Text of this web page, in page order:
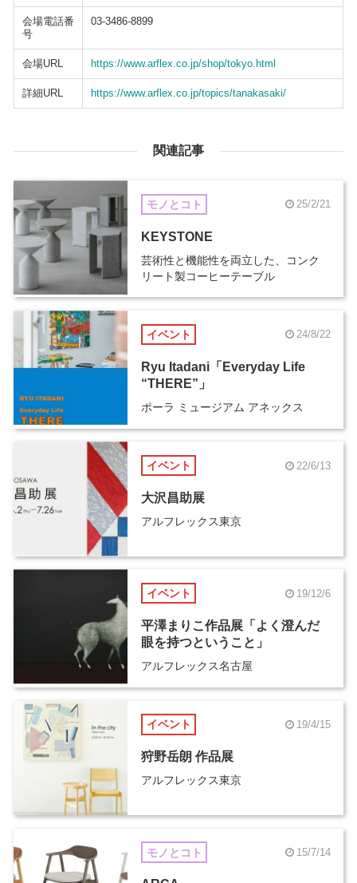
会場電話番
号
03-3486-8899
会場URL https://www.arflex.co.jp/shop/tokyo.html
詳細URL https://www.arflex.co.jp/topics/tanakasaki/
関連記事
モノとコト 25/2/21
KEYSTONE
芸術性と機能性を両立した、コンク
リート製コーヒーテーブル
イベント 24/8/22
Ryu Itadani「Everyday Life
“THERE”」
ポーラ ミュージアム アネックス
イベント 22/6/13
大沢昌助展
アルフレックス東京
イベント 19/12/6
平澤まりこ作品展「よく澄んだ
眼を持つということ」
アルフレックス名古屋
イベント 19/4/15
狩野岳朗 作品展
アルフレックス東京
モノとコト 15/7/14